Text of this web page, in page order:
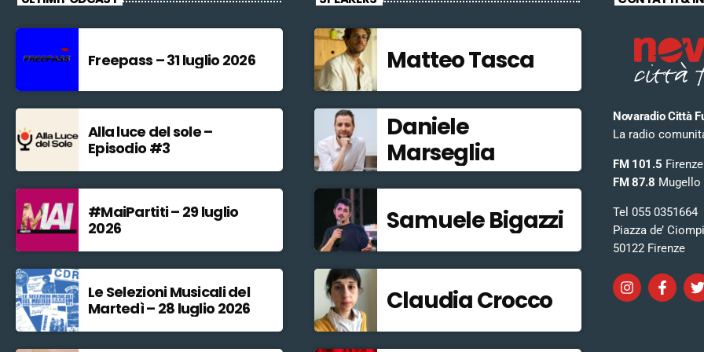
Freepass – 31 luglio 2026
Alla luce del sole –
Episodio #3
#MaiPartiti – 29 luglio
2026
Le Selezioni Musicali del
Martedì – 28 luglio 2026
Matteo Tasca
Daniele
Marseglia
Samuele Bigazzi
Claudia Crocco
Novaradio Città
La radio
FM 101.5
FM 87.8 Mugello
Tel 055 0351664
Piazza de’
50122 Firenze